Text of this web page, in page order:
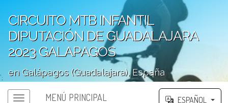
CIRCUITO MTB INFANTIL
DIPUTACIÓN DE GUADALAJARA
2023 GALAPAGOS
en Galápagos (Guadalajara), España
';
MENÚ PRINCIPAL ESPAÑOL